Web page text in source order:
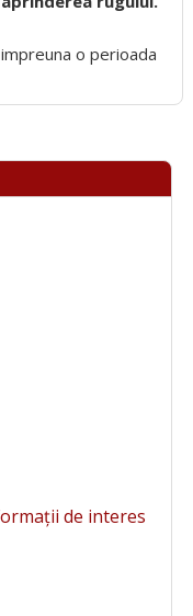
de interes
o perioada